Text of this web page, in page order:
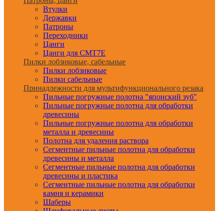
Втулки
Державки
Патроны
Переходники
Цанги
Цанги для CMT7E
Пилки лобзиковые, сабельные
Пилки лобзиковые
Пилки сабельные
Принадлежности для мультифункционального резака
Пильные погружные полотна "японский зуб"
Пильные погружные полотна для обработки
древесины
Пильные погружные полотна для обработки
металла и древесины
Полотна для удаления раствора
Сегментные пильные полотна для обработки
древесины и металла
Сегментные пильные полотна для обработки
древесины и пластика
Сегментные пильные полотна для обработки
камня и керамики
Шаберы